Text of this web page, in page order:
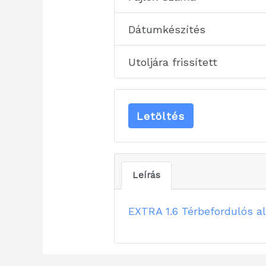
Dátumkészítés
Utoljára frissített
Letöltés
Leírás
EXTRA 1.6 Térbefordulós